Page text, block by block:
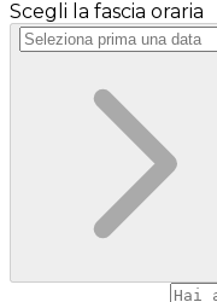
Scegli la fascia oraria